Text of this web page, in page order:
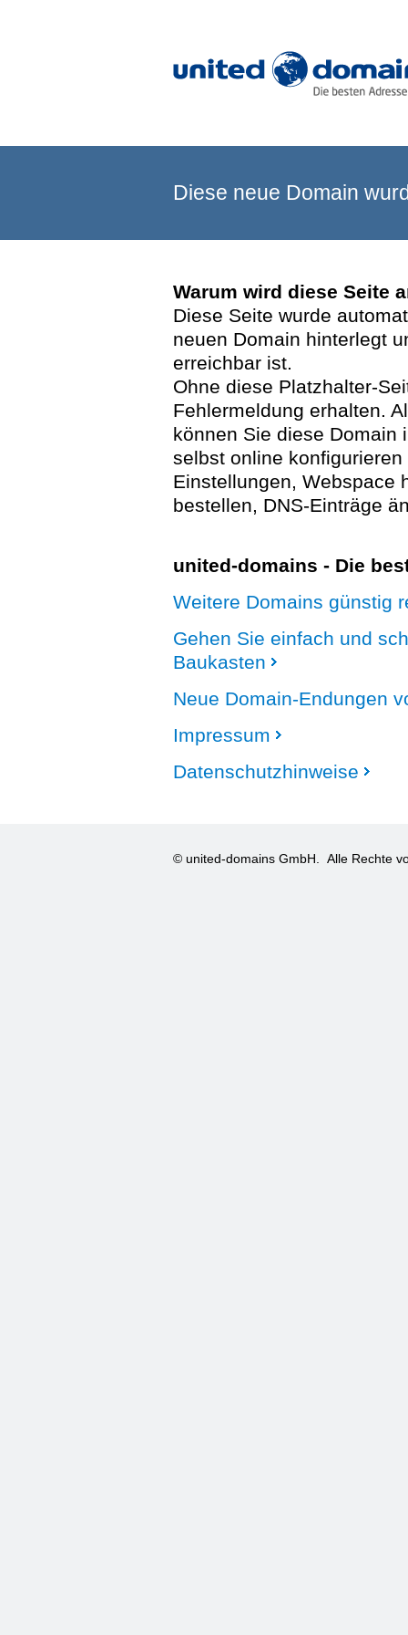
Diese neue Domain
Warum wird diese Seite
Diese Seite wurde
neuen Domain hinterlegt
erreichbar ist.
Ohne diese Platzhalter-
Fehlermeldung erhalten.
können Sie diese Domain
selbst online
Einstellungen, Webspace
bestellen, DNS-Einträge
united-domains - Die
Weitere Domains günstig
Gehen Sie einfach und
Baukasten
Neue Domain-Endungen
Impressum
Datenschutzhinweise
© united-domains GmbH. Alle Rechte